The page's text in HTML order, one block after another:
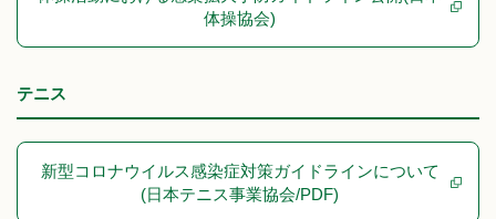
体操協会)
テニス
新型コロナウイルス感染症対策ガイドラインについて
(日本テニス事業協会/PDF)